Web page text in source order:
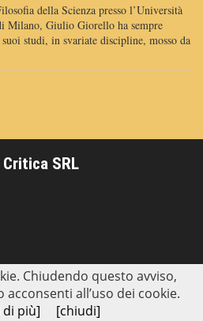
della Scienza presso l’Università
Milano, Giulio Giorello ha sempre
studi, in svariate discipline, mosso da
SRL
Chiudendo questo avviso,
all’uso dei cookie.
di più]
[chiudi]